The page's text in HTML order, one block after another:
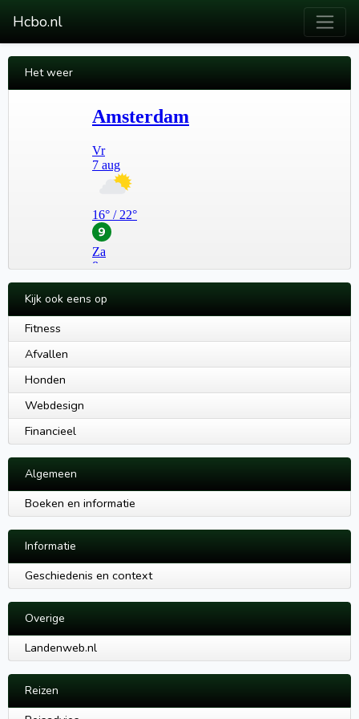
Hcbo.nl
Het weer
Kijk ook eens op
Fitness
Afvallen
Honden
Webdesign
Financieel
Algemeen
Boeken en informatie
Informatie
Geschiedenis en context
Overige
Landenweb.nl
Reizen